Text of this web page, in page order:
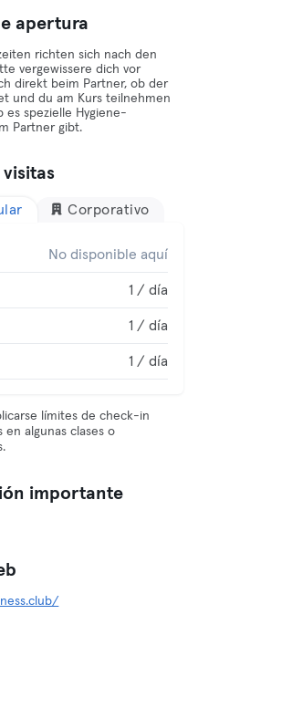
apertura
richten sich nach den
vergewissere dich vor
direkt beim Partner, ob der
und du am Kurs teilnehmen
es spezielle Hygiene-
Partner gibt.
visitas
Corporativo
No disponible aquí
1 / día
1 / día
1 / día
límites de check-in
en algunas clases o
importante